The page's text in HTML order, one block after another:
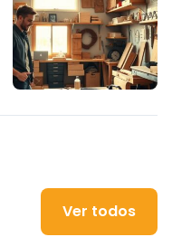
Ver todos